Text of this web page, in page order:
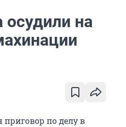
на
приговор по делу в